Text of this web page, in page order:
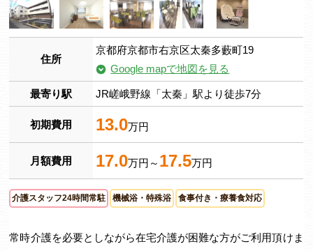
住所
京都府京都市右京区太秦多藪町19
Google mapで地図を見る
最寄り駅 JR嵯峨野線「太秦」駅より徒歩7分
初期費用 13.0万円
月額費用 17.0万円～ 17.5万円
介護スタッフ24時間常駐 機械浴・特殊浴 食事付き・療養食対応
常時介護を必要としながら在宅介護が困難な方がご利用頂けま